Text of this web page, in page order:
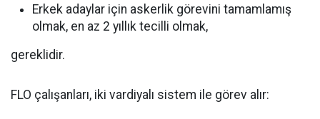
Erkek adaylar için askerlik görevini tamamlamış
olmak, en az 2 yıllık tecilli olmak,
gereklidir.
FLO çalışanları, iki vardiyalı sistem ile görev alır: